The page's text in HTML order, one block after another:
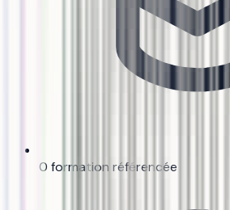
0 formation référencée